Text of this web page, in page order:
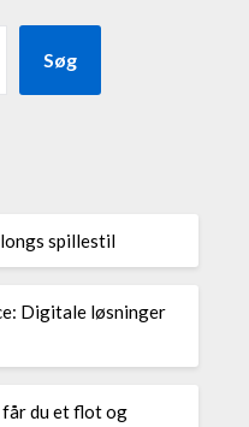
Søg
spillestil
Digitale løsninger
får du et flot og